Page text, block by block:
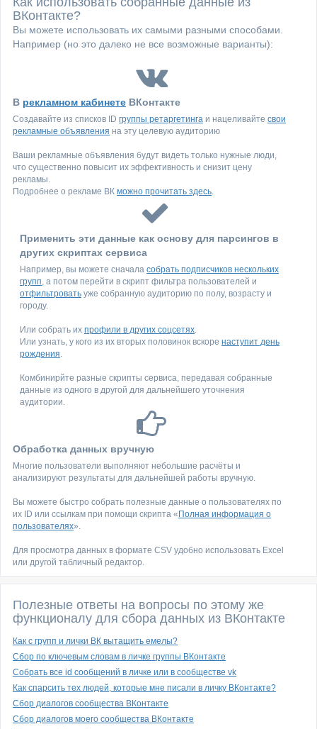
ВКонтакте?
Вы можете использовать их самыми разными способами.
Например (но это далеко не все возможные варианты):
В рекламном кабинете ВКонтакте
Создавайте из списков ID группы ретаргетинга и нацеливайте свои
рекламные объявления на эту целевую аудиторию
Ваши рекламные объявления будут видеть только нужные люди,
что существенно повысит их эффективность и снизит цену
рекламы.
Подробнее о рекламе ВК можно прочитать здесь.
Применить эти данные как основу для парсингов в
других скриптах сервиса
Например, вы можете сначала собрать подписчиков нескольких
групп, а потом перейти в скрипт фильтра пользователей и
отфильтровать уже собранную аудиторию по полу, возрасту и
городу.
Или собрать их профили в других соцсетях.
Или узнать, у кого из их вторых половинок вскоре наступит день
рождения.
Комбинирйте разные скрипты сервиса, передавая собранные
данные из одного в другой для дальнейшего уточнения
аудитории.
Обработка данных вручную
Многие пользователи выполняют небольшие расчёты и
анализируют результаты для дальнейшей работы вручную.
Вы можете быстро собрать полезные данные о пользователях по
их ID или ссылкам при помощи скрипта « Полная информация о
пользователях».
Для просмотра данных в формате CSV удобно использовать Excel
или другой табличный редактор.
Полезные ответы на вопросы по этому же
функционалу для сбора данных из ВКонтакте
Как с групп и лички ВК вытащить емелы?
Сбор по ключевым словам в личке группы ВКонтакте
Собрать все id сообщений в личке или в сообществе vk
Как спарсить тех людей, которые мне писали в личку ВКонтакте?
Сбор диалогов сообщества ВКонтакте
Сбор диалогов моего сообщества ВКонтакте